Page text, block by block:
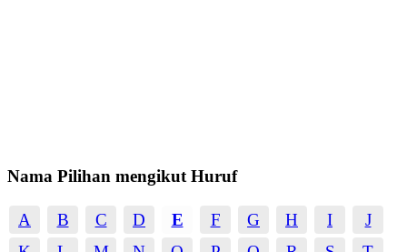
Nama Pilihan mengikut Huruf
A B C D E F G H I
J